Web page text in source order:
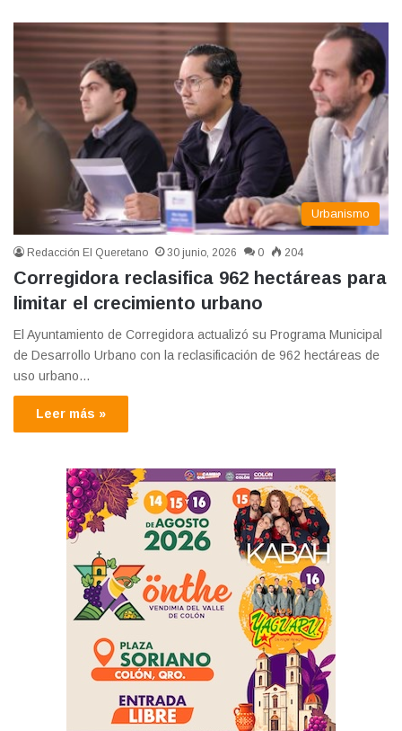
Urbanismo
Redacción El Queretano 30 junio, 2026 0 204
Corregidora reclasifica 962 hectáreas para
limitar el crecimiento urbano
El Ayuntamiento de Corregidora actualizó su Programa Municipal
de Desarrollo Urbano con la reclasificación de 962 hectáreas de
uso urbano…
Leer más »